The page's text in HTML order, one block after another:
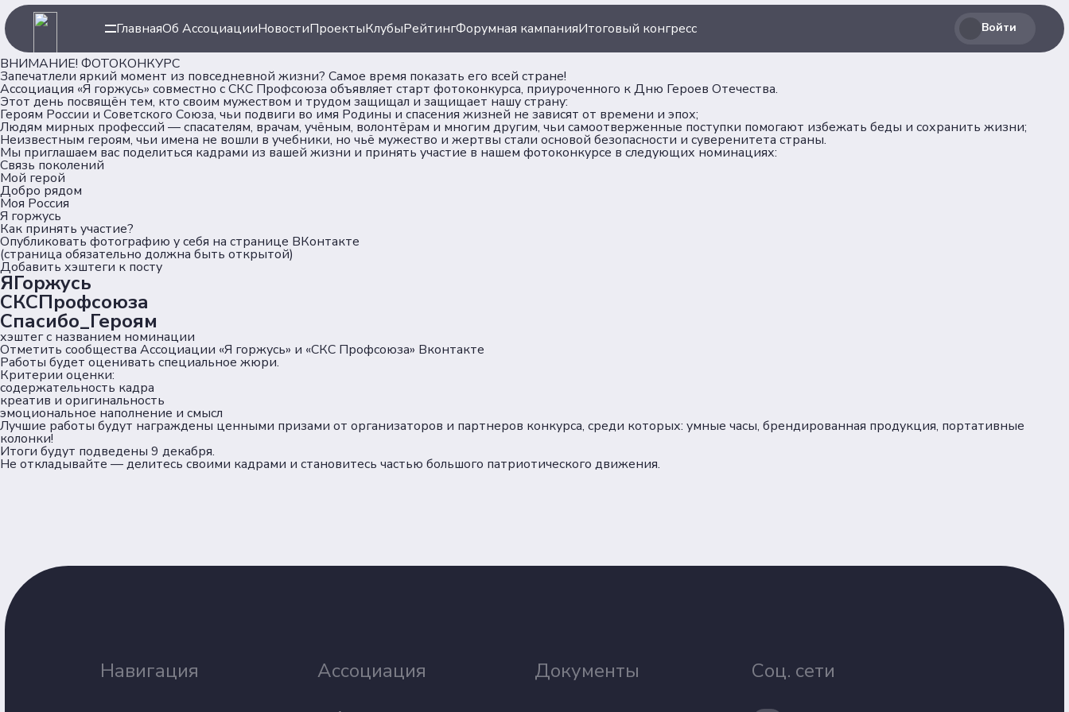
ГлавнаяОб АссоциацииНовостиПроектыКлубыРейтингФорумная кампанияИтоговый конгресс Войти
ВНИМАНИЕ! ФОТОКОНКУРС
Запечатлели яркий момент из повседневной жизни? Самое время показать его всей стране!
Ассоциация «Я горжусь» совместно с СКС Профсоюза объявляет старт фотоконкурса, приуроченного к Дню Героев Отечества.
Этот день посвящён тем, кто своим мужеством и трудом защищал и защищает нашу страну:
Героям России и Советского Союза, чьи подвиги во имя Родины и спасения жизней не зависят от времени и эпох;
Людям мирных профессий — спасателям, врачам, учёным, волонтёрам и многим другим, чьи самоотверженные поступки помогают избежать беды и сохранить жизни;
Неизвестным героям, чьи имена не вошли в учебники, но чьё мужество и жертвы стали основой безопасности и суверенитета страны.
Мы приглашаем вас поделиться кадрами из вашей жизни и принять участие в нашем фотоконкурсе в следующих номинациях:
Связь поколений
Мой герой
Добро рядом
Моя Россия
Я горжусь
Как принять участие?
Опубликовать фотографию у себя на странице ВКонтакте
(страница обязательно должна быть открытой)
Добавить хэштеги к посту
ЯГоржусь
CКСПрофсоюза
Спасибо_Героям
хэштег с названием номинации
Отметить сообщества Ассоциации «Я горжусь» и «СКС Профсоюза» Вконтакте
Работы будет оценивать специальное жюри.
Критерии оценки:
содержательность кадра
креатив и оригинальность
эмоциональное наполнение и смысл
Лучшие работы будут награждены ценными призами от организаторов и партнеров конкурса, среди которых: умные часы, брендированная продукция, портативные
колонки!
Итоги будут подведены 9 декабря.
Не откладывайте — делитесь своими кадрами и становитесь частью большого патриотического движения.
Навигация Ассоциация Документы Соц. сети
Навигация
Главная
Новости
Проекты
Клубы
Рейтинг
Форумная кампания
Об Ассоциации
Команда